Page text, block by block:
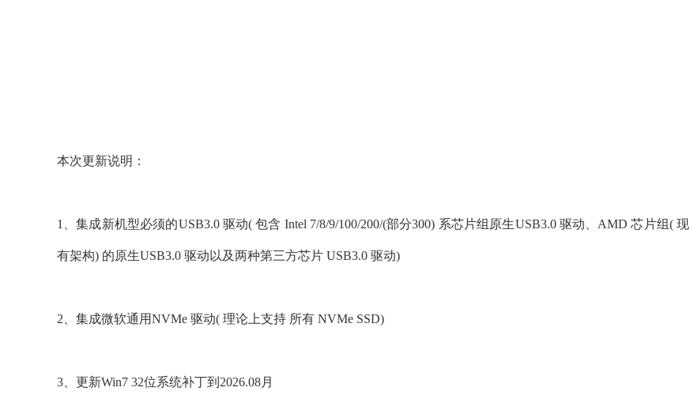
本次更新说明：
1、集成新机型必须的USB3.0 驱动( 包含 Intel 7/8/9/100/200/(部分300) 系芯片组原生USB3.0 驱动、AMD 芯片组( 现
有架构) 的原生USB3.0 驱动以及两种第三方芯片 USB3.0 驱动)
2、集成微软通用NVMe 驱动( 理论上支持 所有 NVMe SSD)
3、更新Win7 32位系统补丁到2026.08月